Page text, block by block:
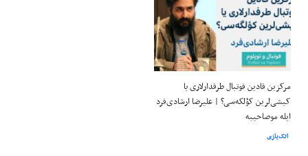
مرکزین قادین فوتبال طرفدارلاری یا
کیشی‌لرین کؤلکه‌سی؟ | علیرضا ارشادی‌فرد
ایله موصاحیبه
اتک‌یازی